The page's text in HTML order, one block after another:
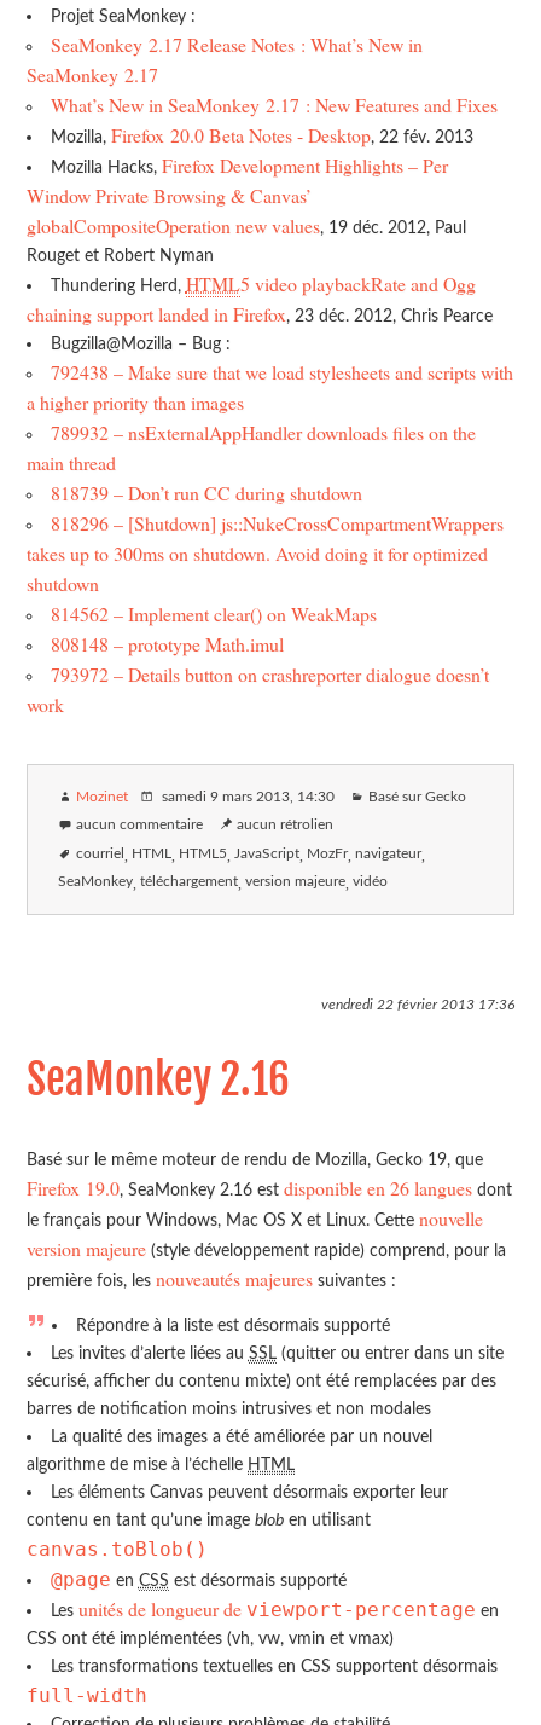
Projet SeaMonkey :
SeaMonkey 2.17 Release Notes : What’s New in
SeaMonkey 2.17
What’s New in SeaMonkey 2.17 : New Features and Fixes
Mozilla, Firefox 20.0 Beta Notes - Desktop, 22 fév. 2013
Mozilla Hacks, Firefox Development Highlights – Per
Window Private Browsing & Canvas’
globalCompositeOperation new values, 19 déc. 2012, Paul
Rouget et Robert Nyman
Thundering Herd, HTML5 video playbackRate and Ogg
chaining support landed in Firefox, 23 déc. 2012, Chris Pearce
Bugzilla@Mozilla – Bug :
792438 – Make sure that we load stylesheets and scripts with
a higher priority than images
789932 – nsExternalAppHandler downloads files on the
main thread
818739 – Don’t run CC during shutdown
818296 – [Shutdown] js::NukeCrossCompartmentWrappers
takes up to 300ms on shutdown. Avoid doing it for optimized
shutdown
814562 – Implement clear() on WeakMaps
808148 – prototype Math.imul
793972 – Details button on crashreporter dialogue doesn’t
work
Mozinet samedi 9 mars 2013 , 14:30 Basé sur Gecko
aucun commentaire aucun rétrolien
courriel HTML HTML5 JavaScript MozFr navigateur
SeaMonkey téléchargement version majeure vidéo
vendredi 22 février 201317:36
SeaMonkey 2.16
Basé sur le même moteur de rendu de Mozilla, Gecko 19, que
Firefox 19.0, SeaMonkey 2.16 estdisponible en 26 langues dont
le français pour Windows, Mac OS X et Linux. Cettenouvelle
version majeure (style développement rapide) comprend, pour la
première fois, lesnouveautés majeures suivantes :
Répondre à la liste est désormais supporté
Les invites d’alerte liées au SSL(quitter ou entrer dans un site
sécurisé, afficher du contenu mixte) ont été remplacées par des
barres de notification moins intrusives et non modales
La qualité des images a été améliorée par un nouvel
algorithme de mise à l’échelle HTML
Les éléments Canvas peuvent désormais exporter leur
contenu en tant qu’une imageblob en utilisant
canvas.toBlob()
@page en CSS est désormais supporté
Les unités de longueur de viewport-percentage en
CSS ont été implémentées (vh, vw, vmin et vmax)
Les transformations textuelles en CSS supportent désormais
full-width